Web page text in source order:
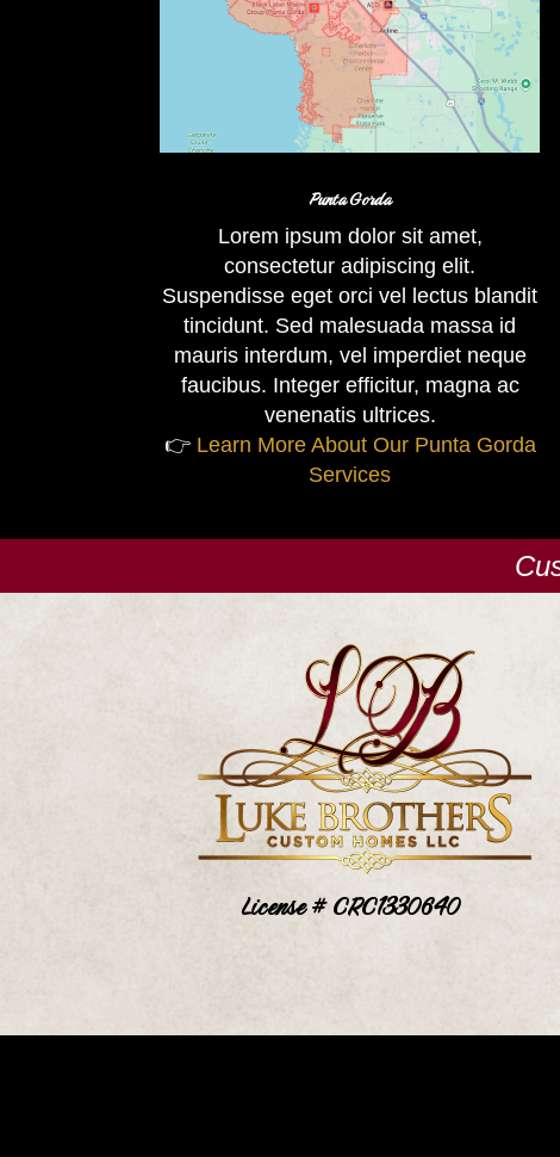
Punta Gorda
Lorem ipsum dolor sit amet,
consectetur adipiscing elit.
Suspendisse eget orci vel lectus blandit
tincidunt. Sed malesuada massa id
mauris interdum, vel imperdiet neque
faucibus. Integer efficitur, magna ac
venenatis ultrices.
👉 Learn More About Our Punta Gorda
Services
License # CRC1330640